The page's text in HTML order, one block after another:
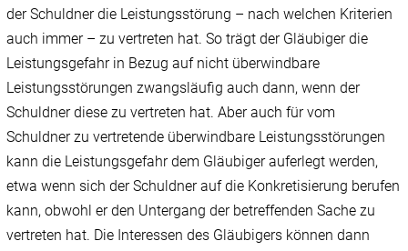
der Schuldner die Leistungsstörung – nach welchen Kriterien
auch immer – zu vertreten hat. So trägt der Gläubiger die
Leistungsgefahr in Bezug auf nicht überwindbare
Leistungsstörungen zwangsläufig auch dann, wenn der
Schuldner diese zu vertreten hat. Aber auch für vom
Schuldner zu vertretende überwindbare Leistungsstörungen
kann die Leistungsgefahr dem Gläubiger auferlegt werden,
etwa wenn sich der Schuldner auf die Konkretisierung berufen
kann, obwohl er den Untergang der betreffenden Sache zu
vertreten hat. Die Interessen des Gläubigers können dann